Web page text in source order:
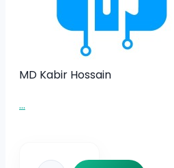
MD Kabir Hossain
...